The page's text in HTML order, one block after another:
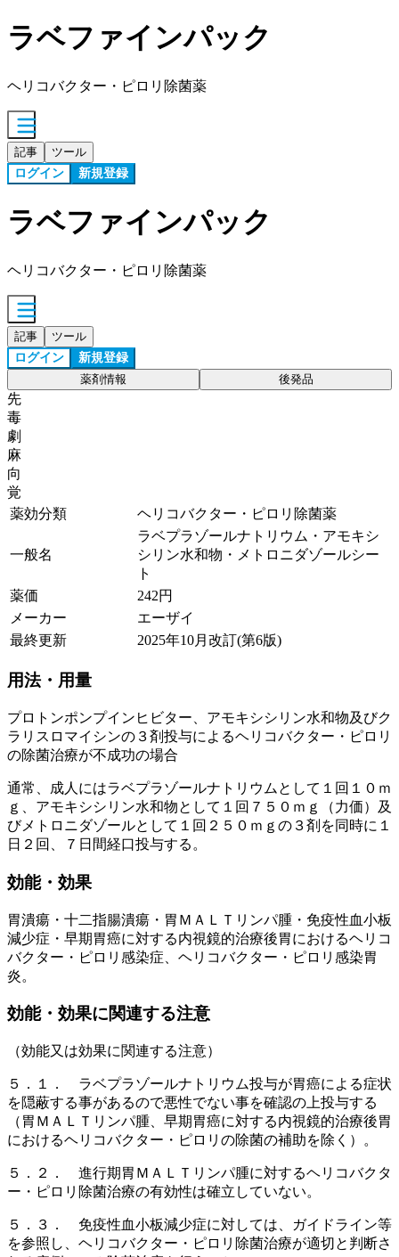
ラベファインパック
ヘリコバクター・ピロリ除菌薬
記事 ツール
ログイン 新規登録
ラベファインパック
ヘリコバクター・ピロリ除菌薬
記事 ツール
ログイン 新規登録
薬剤情報 後発品
先
毒
劇
麻
向
覚
薬効分類
ヘリコバクター・ピロリ除菌薬
一般名
ラベプラゾールナトリウム・アモキシ
シリン水和物・メトロニダゾールシー
ト
薬価
242円
メーカー
エーザイ
最終更新
2025年10月改訂(第6版)
用法・用量
プロトンポンプインヒビター、アモキシシリン水和物及びク
ラリスロマイシンの３剤投与によるヘリコバクター・ピロリ
の除菌治療が不成功の場合
通常、成人にはラベプラゾールナトリウムとして１回１０ｍ
ｇ、アモキシシリン水和物として１回７５０ｍｇ（力価）及
びメトロニダゾールとして１回２５０ｍｇの３剤を同時に１
日２回、７日間経口投与する。
効能・効果
胃潰瘍・十二指腸潰瘍・胃ＭＡＬＴリンパ腫・免疫性血小板
減少症・早期胃癌に対する内視鏡的治療後胃におけるヘリコ
バクター・ピロリ感染症、ヘリコバクター・ピロリ感染胃
炎。
効能・効果に関連する注意
（効能又は効果に関連する注意）
５．１． ラベプラゾールナトリウム投与が胃癌による症状
を隠蔽する事があるので悪性でない事を確認の上投与する
（胃ＭＡＬＴリンパ腫、早期胃癌に対する内視鏡的治療後胃
におけるヘリコバクター・ピロリの除菌の補助を除く）。
５．２． 進行期胃ＭＡＬＴリンパ腫に対するヘリコバクタ
ー・ピロリ除菌治療の有効性は確立していない。
５．３． 免疫性血小板減少症に対しては、ガイドライン等
を参照し、ヘリコバクター・ピロリ除菌治療が適切と判断さ